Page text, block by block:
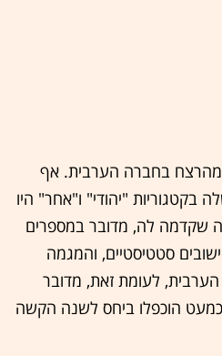
מהרצח בחברה הערבית. אף
"יהודי" ו"אחר" היו
שקדמה לה, מדובר במספרים
סטטיסטיים, והמגמה
לעומת זאת, מדובר
הוכפלו ביחס לשנה הקשה